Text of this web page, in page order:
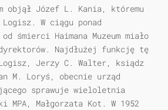
objął Józef L. Kania, któremu
Logisz. W ciągu ponad
śmierci Haimana Muzeum miało
Najdłużej funkcję tę
Jerzy C. Walter, ksiądz
M. Loryś, obecnie urząd
sprawuje wieloletnia
Małgorzata Kot. W 1952